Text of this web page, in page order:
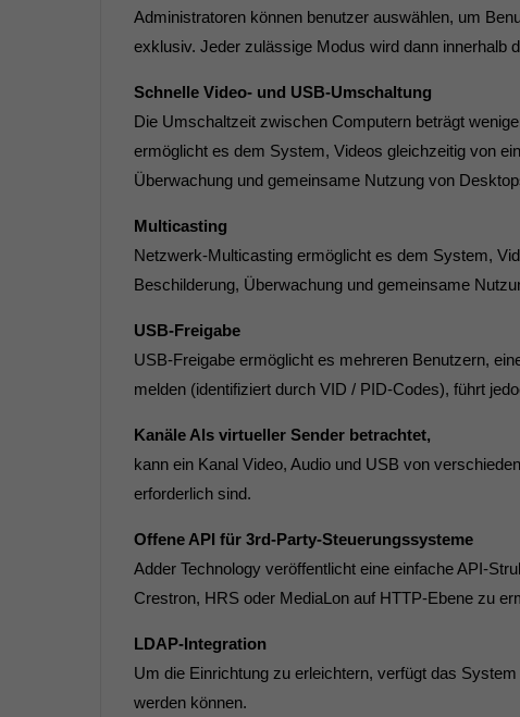
Administratoren können benutzer auswählen, um
exklusiv. Jeder zulässige Modus wird dann innerhalb
Schnelle Video- und USB-Umschaltung
Die Umschaltzeit zwischen Computern beträgt
ermöglicht es dem System, Videos gleichzeitig von
Überwachung und gemeinsame Nutzung von
Multicasting
Netzwerk-Multicasting ermöglicht es dem System,
Beschilderung, Überwachung und gemeinsame
USB-Freigabe
USB-Freigabe ermöglicht es mehreren Benutzern,
melden (identifiziert durch VID / PID-Codes), führt
Kanäle Als virtueller Sender betrachtet,
kann ein Kanal Video, Audio und USB von
erforderlich sind.
Offene API für 3rd-Party-Steuerungssysteme
Adder Technology veröffentlicht eine einfache API-
Crestron, HRS oder MediaLon auf HTTP-Ebene zu
LDAP-Integration
Um die Einrichtung zu erleichtern, verfügt das
werden können.